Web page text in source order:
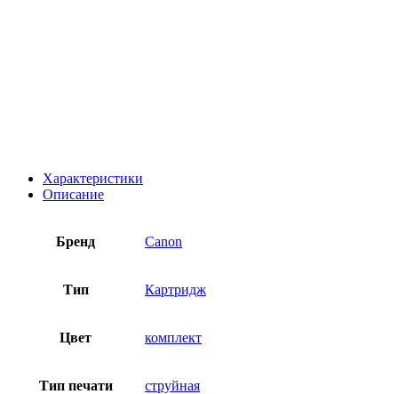
Характеристики
Описание
Бренд Canon
Тип Картридж
Цвет комплект
Тип печати струйная